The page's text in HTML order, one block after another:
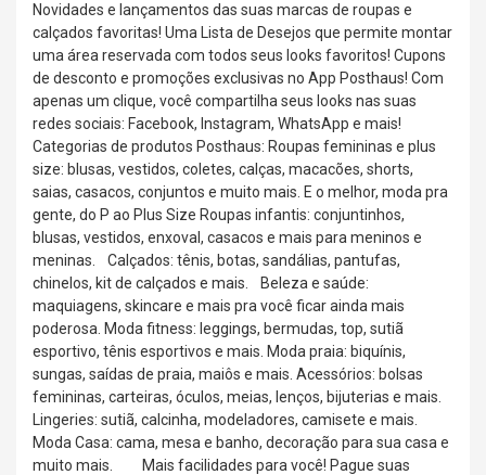
Novidades e lançamentos das suas marcas de roupas e
calçados favoritas! Uma Lista de Desejos que permite montar
uma área reservada com todos seus looks favoritos! Cupons
de desconto e promoções exclusivas no App Posthaus! Com
apenas um clique, você compartilha seus looks nas suas
redes sociais: Facebook, Instagram, WhatsApp e mais!
Categorias de produtos Posthaus: Roupas femininas e plus
size: blusas, vestidos, coletes, calças, macacões, shorts,
saias, casacos, conjuntos e muito mais. E o melhor, moda pra
gente, do P ao Plus Size Roupas infantis: conjuntinhos,
blusas, vestidos, enxoval, casacos e mais para meninos e
meninas. Calçados: tênis, botas, sandálias, pantufas,
chinelos, kit de calçados e mais. Beleza e saúde:
maquiagens, skincare e mais pra você ficar ainda mais
poderosa. Moda fitness: leggings, bermudas, top, sutiã
esportivo, tênis esportivos e mais. ️Moda praia: biquínis,
sungas, saídas de praia, maiôs e mais. Acessórios: bolsas
femininas, carteiras, óculos, meias, lenços, bijuterias e mais.
Lingeries: sutiã, calcinha, modeladores, camisete e mais.
Moda Casa: cama, mesa e banho, decoração para sua casa e
muito mais. Mais facilidades para você! Pague suas